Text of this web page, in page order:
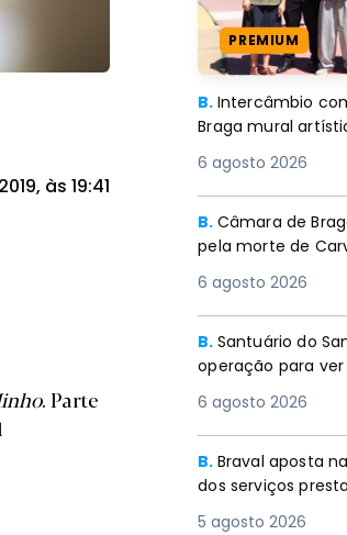
às 19:41
. Parte
PREMIUM
B. Intercâmbio com
Braga mural
6 agosto 2026
B. Câmara de
pela morte de
6 agosto 2026
B. Santuário do
operação para
6 agosto 2026
B. Braval aposta
dos serviços
5 agosto 2026